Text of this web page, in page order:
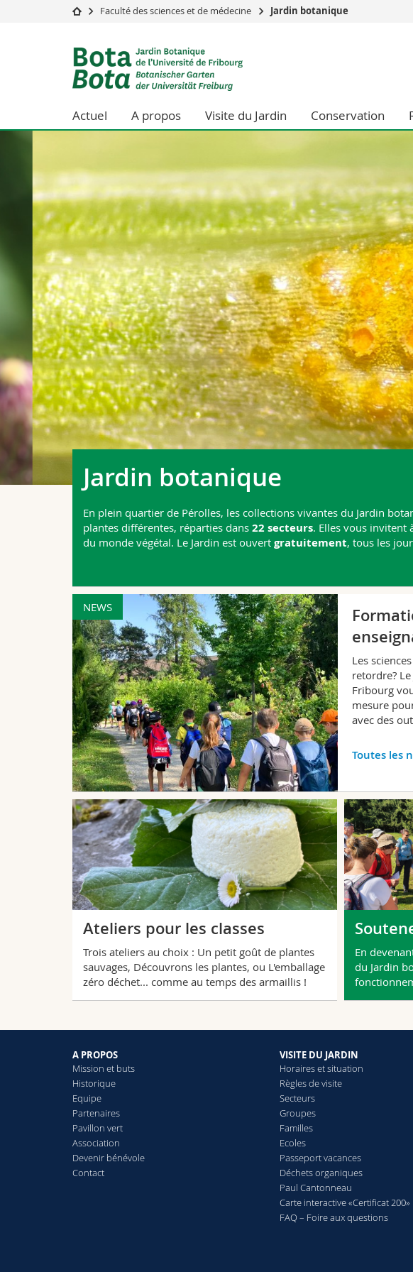
Université
Etudes
Campus
Université
Formation continue
Lettres et sciences humaines
Sciences de l'éducation et de
Faculté des sciences et de médecine Jardin botanique
Jardin
botanique
de
de
Fribourg
Actuel A propos Visite du Jardin Conservation
Jardin botanique
En plein quartier de Pérolles, les collections vivantes du Jardin
plantes différentes, réparties dans 22 secteurs. Elles vous invitent
du monde végétal. Le Jardin est ouvert gratuitement, tous les
NEWS
Les
retordre?
Fribourg
mesure
avec des
Toutes les
Ateliers pour les classes
Trois ateliers au choix : Un petit goût de plantes
sauvages, Découvrons les plantes, ou L'emballage
zéro déchet... comme au temps des armaillis !
En
du Jardin
A PROPOS
Mission et buts
Historique
Equipe
Partenaires
Pavillon vert
Association
Devenir bénévole
Contact
VISITE DU JARDIN
Horaires et situation
Règles de visite
Secteurs
Groupes
Familles
Ecoles
Passeport vacances
Déchets organiques
Paul Cantonneau
Carte interactive «Certificat 200»
FAQ – Foire aux questions